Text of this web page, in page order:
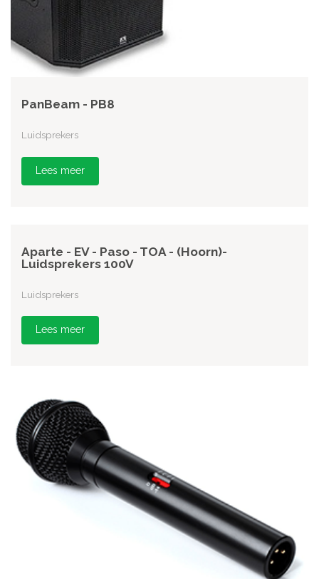
PanBeam - PB8
Luidsprekers
Lees meer
Aparte - EV - Paso - TOA - (Hoorn)-
Luidsprekers 100V
Luidsprekers
Lees meer